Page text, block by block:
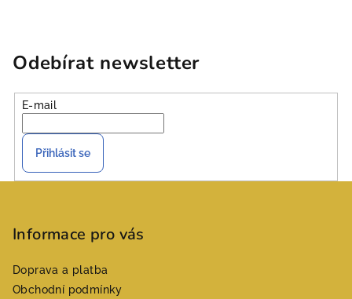
Odebírat newsletter
E-mail
Přihlásit se
Informace pro vás
Doprava a platba
Obchodní podmínky